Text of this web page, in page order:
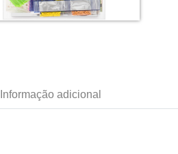
Informação adicional